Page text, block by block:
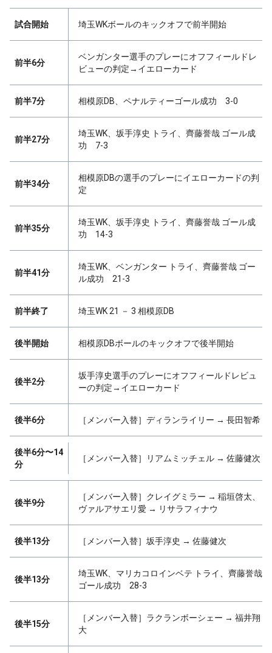
試合開始 埼玉WKボールのキックオフで前半開始
前半6分
ベンガンター選手のプレーにオフフィールドレ
ビューの判定→イエローカード
前半7分 相模原DB、ペナルティーゴール成功 3-0
前半27分
埼玉WK、坂手淳史 トライ、齊藤誉哉 ゴール成
功 7-3
前半34分
相模原DBの選手のプレーにイエローカードの判
定
前半35分
埼玉WK、坂手淳史 トライ、齊藤誉哉 ゴール成
功 14-3
前半41分
埼玉WK、ベンガンター トライ、齊藤誉哉 ゴー
ル成功 21-3
前半終了 埼玉WK 21 － 3 相模原DB
後半開始 相模原DBボールのキックオフで後半開始
後半2分
坂手淳史選手のプレーにオフフィールドレビュ
ーの判定→イエローカード
後半6分 ［メンバー入替］ディランライリー → 長田智希
後半6分〜14
分
［メンバー入替］リアムミッチェル → 佐藤健次
後半9分
［メンバー入替］クレイグミラー → 稲垣啓太、
ヴァルアサエリ愛 → リサラフィナウ
後半13分 ［メンバー入替］坂手淳史 → 佐藤健次
後半13分
埼玉WK、マリカコロインベテ トライ、齊藤誉哉
ゴール成功 28-3
後半15分
［メンバー入替］ラクランボーシェー → 福井翔
大